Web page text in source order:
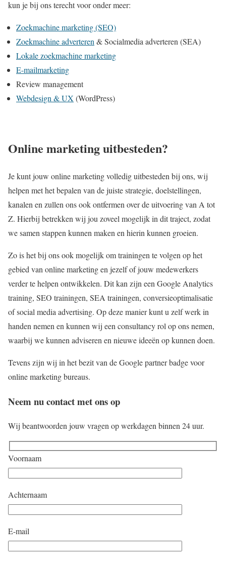
kun je bij ons terecht voor onder meer:
Zoekmachine marketing (SEO)
Zoekmachine adverteren & Socialmedia adverteren (SEA)
Lokale zoekmachine marketing
E-mailmarketing
Review management
Webdesign & UX (WordPress)
Online marketing uitbesteden?
Je kunt jouw online marketing volledig uitbesteden bij ons, wij
helpen met het bepalen van de juiste strategie, doelstellingen,
kanalen en zullen ons ook ontfermen over de uitvoering van A tot
Z. Hierbij betrekken wij jou zoveel mogelijk in dit traject, zodat
we samen stappen kunnen maken en hierin kunnen groeien.
Zo is het bij ons ook mogelijk om trainingen te volgen op het
gebied van online marketing en jezelf of jouw medewerkers
verder te helpen ontwikkelen. Dit kan zijn een Google Analytics
training, SEO trainingen, SEA trainingen, conversieoptimalisatie
of social media advertising. Op deze manier kunt u zelf werk in
handen nemen en kunnen wij een consultancy rol op ons nemen,
waarbij we kunnen adviseren en nieuwe ideeën op kunnen doen.
Tevens zijn wij in het bezit van de Google partner badge voor
online marketing bureaus.
Neem nu contact met ons op
Wij beantwoorden jouw vragen op werkdagen binnen 24 uur.
Voornaam
Achternaam
E-mail